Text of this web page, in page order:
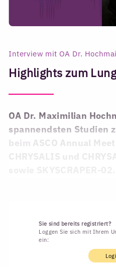
Interview mit OA Dr.
Highlights zum
OA Dr. Maximilian
spannendsten Studien
beim ASCO Annual
Sie sind bereits registriert?
Loggen Sie sich mit Ihrem
ein: